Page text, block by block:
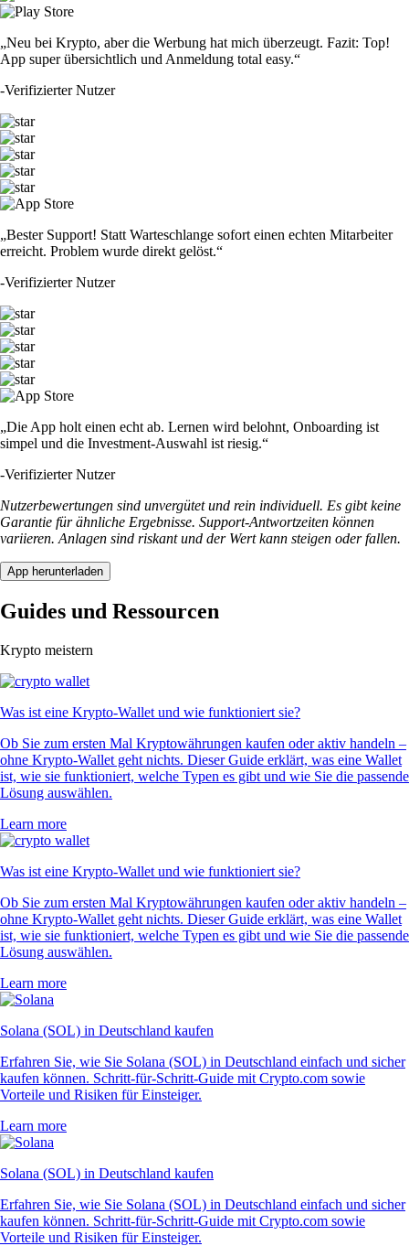
„Neu bei Krypto, aber die Werbung hat mich überzeugt. Fazit: Top!
App super übersichtlich und Anmeldung total easy.“
-Verifizierter Nutzer
„Bester Support! Statt Warteschlange sofort einen echten Mitarbeiter
erreicht. Problem wurde direkt gelöst.“
-Verifizierter Nutzer
„Die App holt einen echt ab. Lernen wird belohnt, Onboarding ist
simpel und die Investment-Auswahl ist riesig.“
-Verifizierter Nutzer
Nutzerbewertungen sind unvergütet und rein individuell. Es gibt keine
Garantie für ähnliche Ergebnisse. Support-Antwortzeiten können
variieren. Anlagen sind riskant und der Wert kann steigen oder fallen.
App herunterladen
Guides und Ressourcen
Krypto meistern
Was ist eine Krypto-Wallet und wie funktioniert sie?
Ob Sie zum ersten Mal Kryptowährungen kaufen oder aktiv handeln –
ohne Krypto-Wallet geht nichts. Dieser Guide erklärt, was eine Wallet
ist, wie sie funktioniert, welche Typen es gibt und wie Sie die passende
Lösung auswählen.
Learn more
Was ist eine Krypto-Wallet und wie funktioniert sie?
Ob Sie zum ersten Mal Kryptowährungen kaufen oder aktiv handeln –
ohne Krypto-Wallet geht nichts. Dieser Guide erklärt, was eine Wallet
ist, wie sie funktioniert, welche Typen es gibt und wie Sie die passende
Lösung auswählen.
Learn more
Solana (SOL) in Deutschland kaufen
Erfahren Sie, wie Sie Solana (SOL) in Deutschland einfach und sicher
kaufen können. Schritt-für-Schritt-Guide mit Crypto.com sowie
Vorteile und Risiken für Einsteiger.
Learn more
Solana (SOL) in Deutschland kaufen
Erfahren Sie, wie Sie Solana (SOL) in Deutschland einfach und sicher
kaufen können. Schritt-für-Schritt-Guide mit Crypto.com sowie
Vorteile und Risiken für Einsteiger.